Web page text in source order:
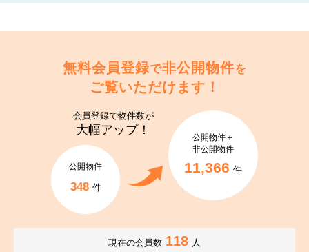
無料会員登録で非公開物件を
ご覧いただけます！
会員登録で物件数が
大幅アップ！
公開物件
348 件
公開物件＋
非公開物件
11,366 件
現在の会員数 118 人